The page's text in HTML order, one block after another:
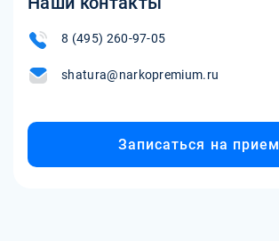
8 (495) 260-97-05
shatura@narkopremium.ru
Записаться на прием